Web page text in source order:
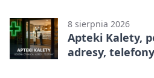
8 sierpnia 2026
Apteki Kalety,
adresy,